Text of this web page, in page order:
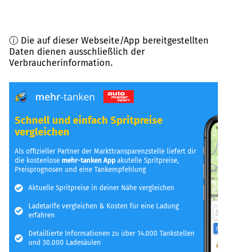
ⓘ Die auf dieser Webseite/App bereitgestellten
Daten dienen ausschließlich der
Verbraucherinformation.
Schnell und einfach Spritpreise
vergleichen
Als offizieller Partner der Markttransparenzstelle liefert dir
die kostenlosemehr-tanken Appakutelle Spritpreise,
Preisprognosen und eine Tankempfehlung
Aktuelle Spritpreise in deiner Nähe vergleichen
Ladetarife vergleichen & Kosten für eine Ladung
erfahren
Detaillierte Informationen zu über 14.000 Tankstellen
und 30.000 Ladesäulen